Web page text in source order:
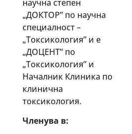
научна степен
„ДОКТОР” по научна
специалност –
„Токсикология” и е
„ДОЦЕНТ” по
„Токсикология” и
Началник Клиника по
клинична
токсикология.
Членува в: